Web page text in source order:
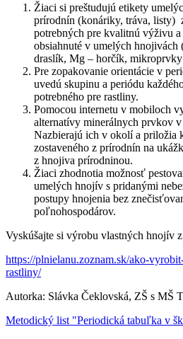
Žiaci si preštudujú etikety
prírodnín (konáriky, tráva, listy)
potrebných pre kvalitnú výživu a
obsiahnuté v umelých
draslík, Mg – horčík,
Pre zopakovanie orientácie v
uvedú skupinu a periódu
potrebného pre rastliny.
Pomocou internetu v mobiloch
alternatívy minerálnych prvkov
Nazbierajú ich v okolí a priložia
zostaveného z prírodnín na
z hnojiva prírodninou.
Žiaci zhodnotia možnosť
umelých hnojív s pridanými
postupy hnojenia bez
poľnohospodárov.
Vyskúšajte si výrobu vlastných hnojív
https://plnielanu.zoznam.sk/ako-
rastliny/
Autorka: Slávka Čeklovská, ZŠ s MŠ
Metodický list "Periodická tabuľka v